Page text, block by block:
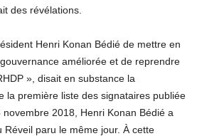
des révélations.
Henri Konan Bédié de mettre en
améliorée et de reprendre
», disait en substance la
la première liste des signataires publiée
2018, Henri Konan Bédié a
Réveil paru le même jour. À cette